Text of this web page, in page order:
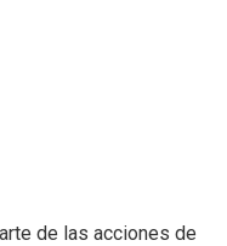
de las acciones de